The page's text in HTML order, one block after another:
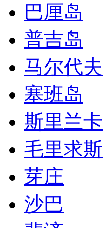
巴厘岛
普吉岛
马尔代夫
塞班岛
斯里兰卡
毛里求斯
芽庄
沙巴